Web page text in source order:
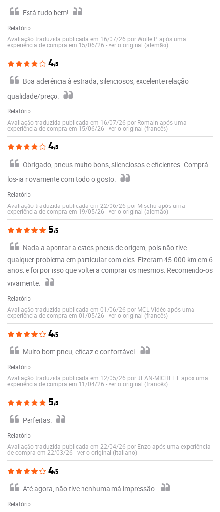
Está tudo bem!
Relatório
Avaliação traduzida publicada em 16/07/26 por Wolle P após uma
experiência de compra em 15/06/26 -ver o original (alemão)
4/5
Boa aderência à estrada, silenciosos, excelente relação
qualidade/preço.
Relatório
Avaliação traduzida publicada em 16/07/26 por Romain após uma
experiência de compra em 15/06/26 -ver o original (francês)
4/5
Obrigado, pneus muito bons, silenciosos e eficientes. Comprá-
los-ia novamente com todo o gosto.
Relatório
Avaliação traduzida publicada em 22/06/26 por Mischu após uma
experiência de compra em 19/05/26 -ver o original (alemão)
5/5
Nada a apontar a estes pneus de origem, pois não tive
qualquer problema em particular com eles. Fizeram 45.000 km em 6
anos, e foi por isso que voltei a comprar os mesmos. Recomendo-os
vivamente.
Relatório
Avaliação traduzida publicada em 01/06/26 por MCL Vidéo após uma
experiência de compra em 01/05/26 -ver o original (francês)
4/5
Muito bom pneu, eficaz e confortável.
Relatório
Avaliação traduzida publicada em 12/05/26 por JEAN-MICHEL L após uma
experiência de compra em 11/04/26 -ver o original (francês)
5/5
Perfeitas.
Relatório
Avaliação traduzida publicada em 22/04/26 por Enzo após uma experiência
de compra em 22/03/26 -ver o original (italiano)
4/5
Até agora, não tive nenhuma má impressão.
Relatório